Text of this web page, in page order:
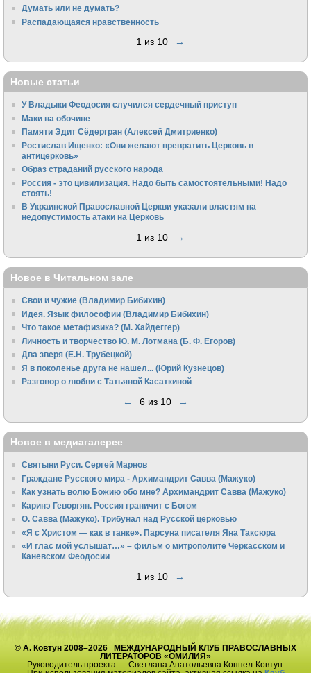
Думать или не думать?
Распадающаяся нравственность
1 из 10 →
Новые статьи
У Владыки Феодосия случился сердечный приступ
Маки на обочине
Памяти Эдит Сёдергран (Алексей Дмитриенко)
Ростислав Ищенко: «Они желают превратить Церковь в
антицерковь»
Образ страданий русского народа
Россия - это цивилизация. Надо быть самостоятельными! Надо
стоять!
В Украинской Православной Церкви указали властям на
недопустимость атаки на Церковь
1 из 10 →
Новое в Читальном зале
Свои и чужие (Владимир Бибихин)
Идея. Язык философии (Владимир Бибихин)
Что такое метафизика? (М. Хайдеггер)
Личность и творчество Ю. М. Лотмана (Б. Ф. Егоров)
Два зверя (Е.Н. Трубецкой)
Я в поколенье друга не нашел... (Юрий Кузнецов)
Разговор о любви с Татьяной Касаткиной
← 6 из 10 →
Новое в медиагалерее
Святыни Руси. Сергей Марнов
Граждане Русского мира - Архимандрит Савва (Мажуко)
Как узнать волю Божию обо мне? Архимандрит Савва (Мажуко)
Каринэ Геворгян. Россия граничит с Богом
О. Савва (Мажуко). Трибунал над Русской церковью
«Я с Христом — как в танке». Парсуна писателя Яна Таксюра
«И глас мой услышат…» – фильм о митрополите Черкасском и
Каневском Феодосии
1 из 10 →
© А. Ковтун 2008–2026 МЕЖДУНАРОДНЫЙ КЛУБ ПРАВОСЛАВНЫХ
ЛИТЕРАТОРОВ «ОМИЛИЯ»
Руководитель проекта — Светлана Анатольевна Коппел-Ковтун.